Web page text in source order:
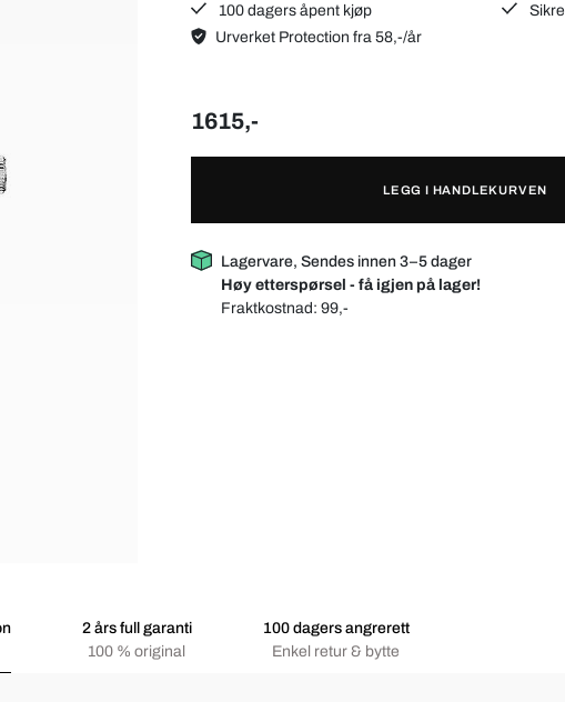
100 dagers åpent kjøp
Urverket Protection fra 58,-/år
1615,-
LEGG I HANDLEKURVEN
Lagervare, Sendes innen 3–5 dager
Høy etterspørsel - få igjen på lager!
Fraktkostnad:99,-
2 års full garanti
100 % original
100 dagers angrerett
Enkel retur & bytte